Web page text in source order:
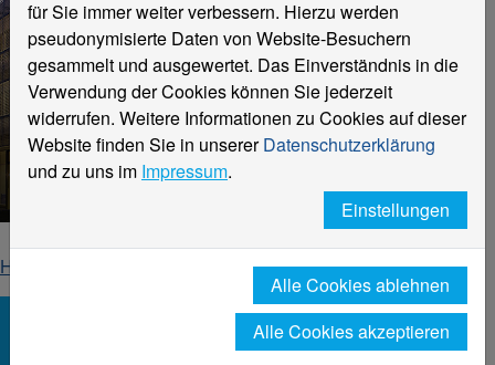
Cliffnotes #44
vom 28. Oktober 2025
Hochschule Niederrhein. Dein Weg.
Home
Cliffnotes 2025 | KW 44
Aus der Hochschule
für Sie immer weiter verbessern. Hierzu werden
pseudonymisierte Daten von Website-Besuchern
gesammelt und ausgewertet. Das Einverständnis in die
Verwendung der Cookies können Sie jederzeit
widerrufen. Weitere Informationen zu Cookies auf dieser
Website finden Sie in unsererDatenschutzerklärung
und zu uns im Impressum.
Einstellungen
Alle Cookies ablehnen
Alle Cookies akzeptieren